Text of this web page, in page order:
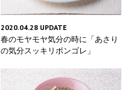
2020.04.28 UPDATE
春のモヤモヤ気分の時に「あさり
の気分スッキリボンゴレ」